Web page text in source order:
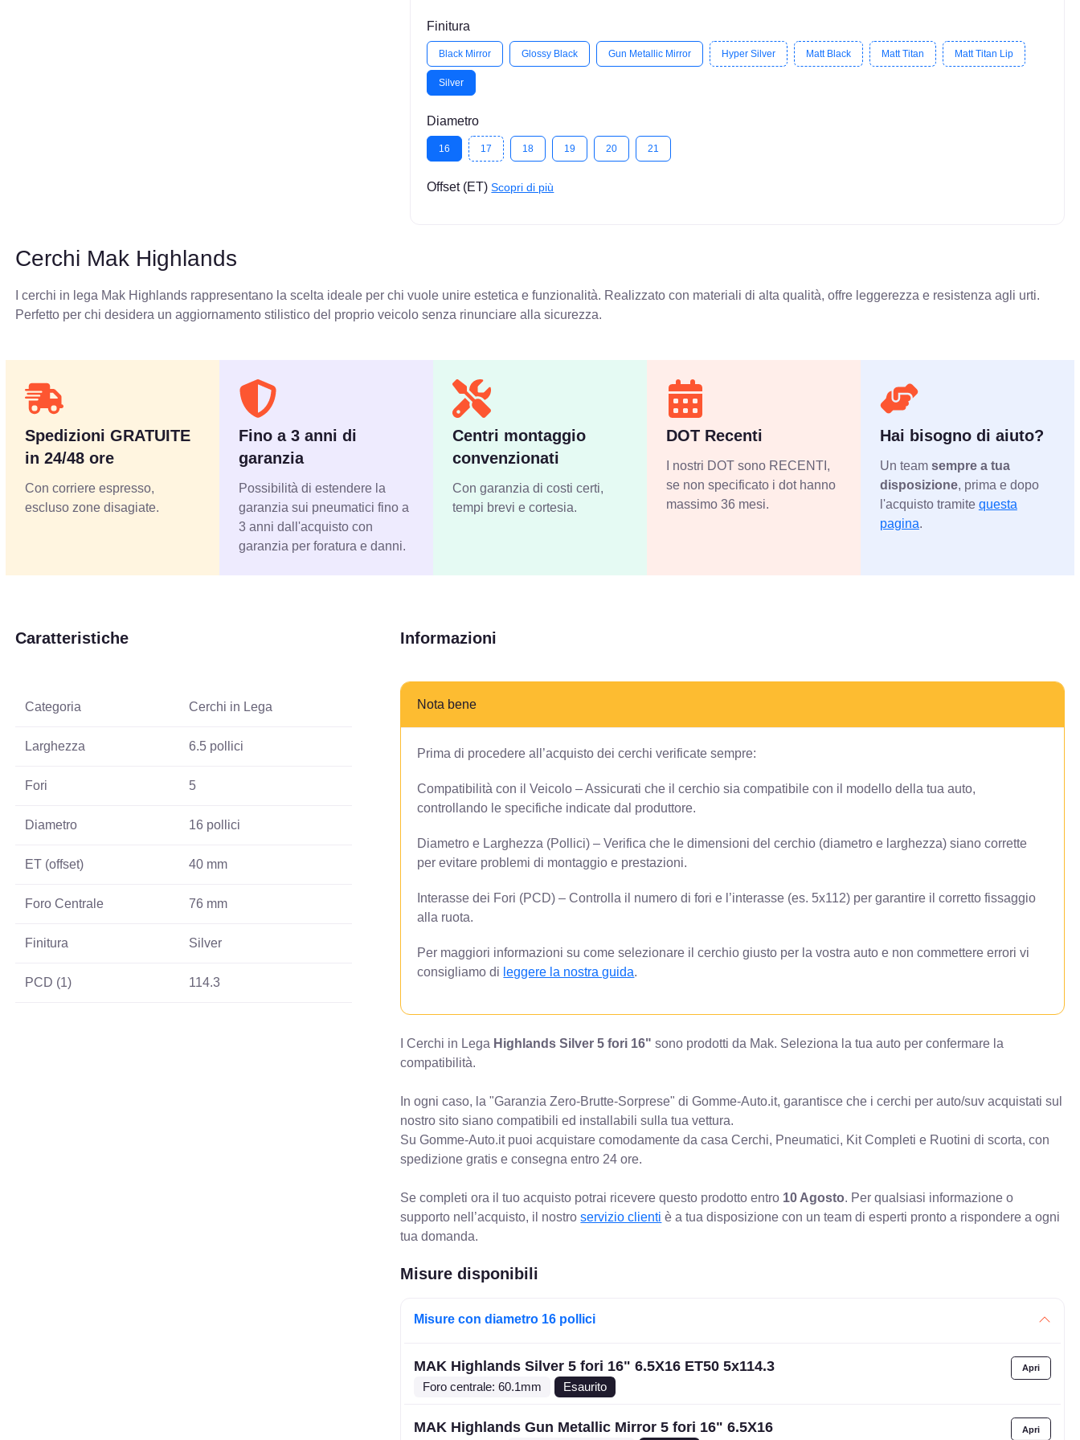
Finitura
Black Mirror Glossy Black Gun Metallic Mirror Hyper Silver Matt Black Matt Titan Matt Titan Lip
Silver
Diametro
16 17 18 19 20 21
Offset (ET)Scopri di più
Cerchi Mak Highlands
I cerchi in lega Mak Highlands rappresentano la scelta ideale per chi vuole unire estetica e funzionalità. Realizzato con materiali di alta qualità, offre leggerezza e resistenza agli urti.
Perfetto per chi desidera un aggiornamento stilistico del proprio veicolo senza rinunciare alla sicurezza.
Spedizioni GRATUITE
in 24/48 ore
Con corriere espresso,
escluso zone disagiate.
Fino a 3 anni di
garanzia
Possibilità di estendere la
garanzia sui pneumatici fino a
3 anni dall'acquisto con
garanzia per foratura e danni.
Centri montaggio
convenzionati
Con garanzia di costi certi,
tempi brevi e cortesia.
DOT Recenti
I nostri DOT sono RECENTI,
se non specificato i dot hanno
massimo 36 mesi.
Hai bisogno di aiuto?
Un team sempre a tua
disposizione, prima e dopo
l'acquisto tramite questa
pagina.
Caratteristiche
Categoria Cerchi in Lega
Larghezza 6.5 pollici
Fori 5
Diametro 16 pollici
ET (offset) 40 mm
Foro Centrale 76 mm
Finitura Silver
PCD (1) 114.3
Informazioni
Nota bene
Prima di procedere all’acquisto dei cerchi verificate sempre:
Compatibilità con il Veicolo – Assicurati che il cerchio sia compatibile con il modello della tua auto,
controllando le specifiche indicate dal produttore.
Diametro e Larghezza (Pollici) – Verifica che le dimensioni del cerchio (diametro e larghezza) siano corrette
per evitare problemi di montaggio e prestazioni.
Interasse dei Fori (PCD) – Controlla il numero di fori e l’interasse (es. 5x112) per garantire il corretto fissaggio
alla ruota.
Per maggiori informazioni su come selezionare il cerchio giusto per la vostra auto e non commettere errori vi
consigliamo di leggere la nostra guida.
I Cerchi in Lega Highlands Silver 5 fori 16" sono prodotti da Mak. Seleziona la tua auto per confermare la
compatibilità.
In ogni caso, la "Garanzia Zero-Brutte-Sorprese" di Gomme-Auto.it, garantisce che i cerchi per auto/suv acquistati sul
nostro sito siano compatibili ed installabili sulla tua vettura.
Su Gomme-Auto.it puoi acquistare comodamente da casa Cerchi, Pneumatici, Kit Completi e Ruotini di scorta, con
spedizione gratis e consegna entro 24 ore.
Se completi ora il tuo acquisto potrai ricevere questo prodotto entro 10 Agosto. Per qualsiasi informazione o
supporto nell’acquisto, il nostroservizio clienti è a tua disposizione con un team di esperti pronto a rispondere a ogni
tua domanda.
Misure disponibili
Misure con diametro 16 pollici
MAK Highlands Silver 5 fori 16" 6.5X16 ET50 5x114.3
Foro centrale: 60.1mm Esaurito
MAK Highlands Gun Metallic Mirror 5 fori 16" 6.5X16